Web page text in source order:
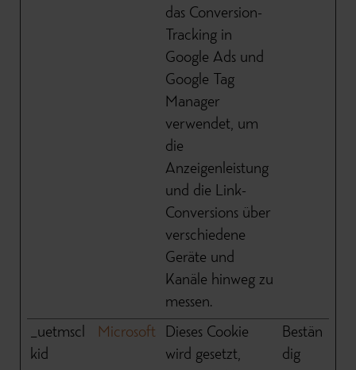
das Conversion-
Tracking in
Google Ads und
Google Tag
Manager
verwendet, um
die
Anzeigenleistung
und die Link-
Conversions über
verschiedene
Geräte und
Kanäle hinweg zu
messen.
_uetmscl
kid
Microsoft
Dieses Cookie
wird gesetzt,
Bestän
dig